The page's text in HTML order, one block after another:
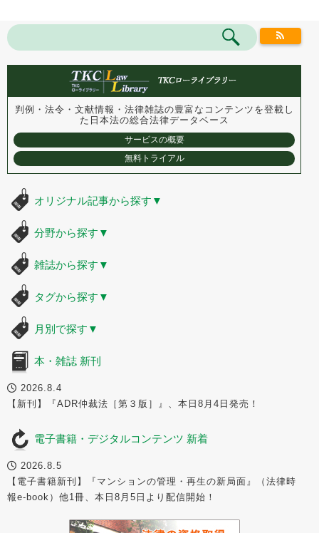
判例・法令・文献情報・法律雑誌の豊富なコンテンツを登載し
た 日本法の総合法律データベース
サービスの概要
無料トライアル
オリジナル記事から探す ▼
分野から探す ▼
雑誌から探す ▼
タグから探す ▼
月別で探す ▼
本・雑誌 新刊
2026.8.4
【新刊】『ADR仲裁法［第３版］』、本日8月4日発売！
電子書籍・デジタルコンテンツ 新着
2026.8.5
【電子書籍新刊】『マンションの管理・再生の新局面』（法律時
報e-book）他1冊、本日8月5日より配信開始！